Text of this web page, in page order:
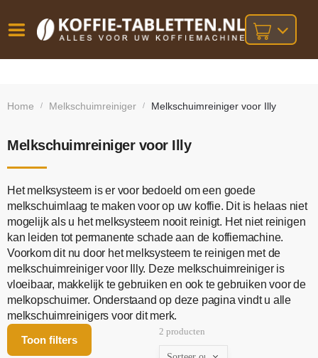
besteld,
bij orders
Home / Melkschuimreiniger / Melkschuimreiniger voor Illy
Melkschuimreiniger voor Illy
Het melksysteem is er voor bedoeld om een goede
melkschuimlaag te maken voor op uw koffie. Dit is helaas niet
mogelijk als u het melksysteem nooit reinigt. Het niet reinigen
kan leiden tot permanente schade aan de koffiemachine.
Voorkom dit nu door het melksysteem te reinigen met de
melkschuimreiniger voor Illy. Deze melkschuimreiniger is
vloeibaar, makkelijk te gebruiken en ook te gebruiken voor de
melkopschuimer. Onderstaand op deze pagina vindt u alle
melkschuimreinigers voor dit merk.
Toon filters
2 producten